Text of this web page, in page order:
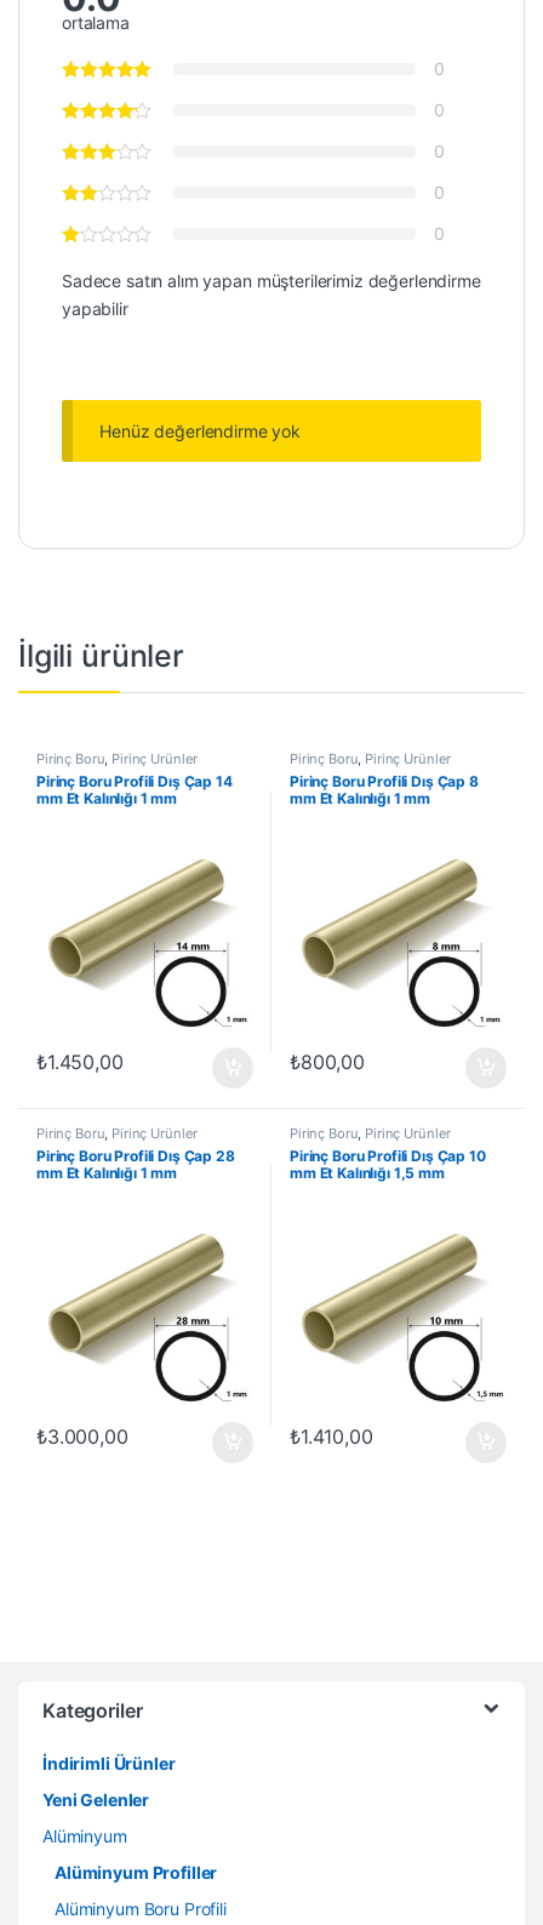
ortalama
0
0
0
0
0
Sadece satın alım yapan müşterilerimiz değerlendirme
yapabilir
Henüz değerlendirme yok
İlgili ürünler
Pirinç Boru, Pirinç Ürünler
Pirinç Boru Profili Dış Çap 14
mm Et Kalınlığı 1 mm
₺1.450,00
Pirinç Boru, Pirinç Ürünler
Pirinç Boru Profili Dış Çap 8
mm Et Kalınlığı 1 mm
₺800,00
Pirinç Boru, Pirinç Ürünler
Pirinç Boru Profili Dış Çap 28
mm Et Kalınlığı 1 mm
₺3.000,00
Pirinç Boru, Pirinç Ürünler
Pirinç Boru Profili Dış Çap 10
mm Et Kalınlığı 1,5 mm
₺1.410,00
Kategoriler
İndirimli Ürünler
Yeni Gelenler
Alüminyum
Alüminyum Profiller
Alüminyum Boru Profili